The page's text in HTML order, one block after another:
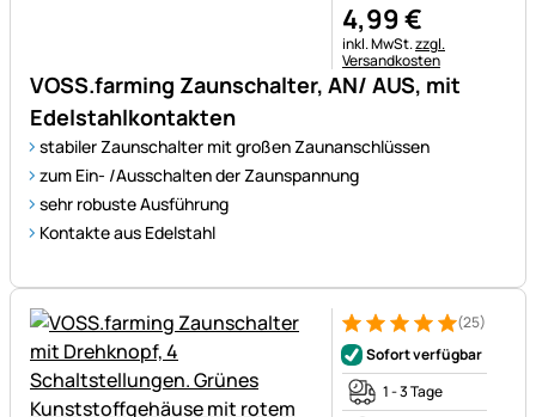
VOSS.farming Zaunschalter, AN/ AUS, mit
Edelstahlkontakten
stabiler Zaunschalter mit großen Zaunanschlüssen
zum Ein- /Ausschalten der Zaunspannung
sehr robuste Ausführung
Kontakte aus Edelstahl
4,99€
Steuerhinweis:
inkl. MwSt.zzgl.
Versandkosten
Bewertung: 5 von 5 (25
25 Bewertungen (25)
Sofort verfügbar
1 - 3 Tage